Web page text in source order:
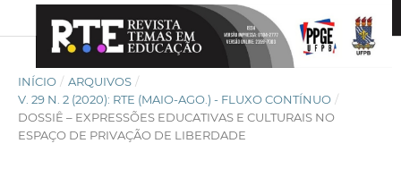
INÍCIO / ARQUIVOS /
V. 29 N. 2 (2020): RTE (MAIO-AGO.) - FLUXO CONTÍNUO /
DOSSIÊ – EXPRESSÕES EDUCATIVAS E CULTURAIS NO
ESPAÇO DE PRIVAÇÃO DE LIBERDADE